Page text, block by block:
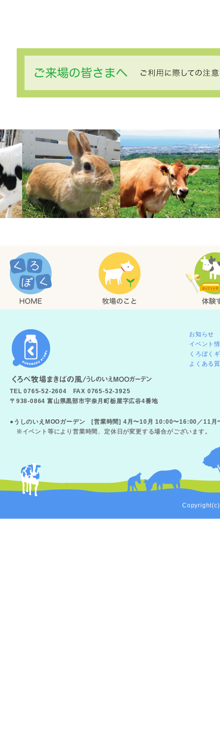
TEL 0765-52-2604 FAX 0765-52-3925
〒938-0864 富山県黒部市宇奈月町栃屋字広谷4番地
お知らせ
イベント
くろぼく
よくある
●うしのいえMOOガーデン [営業時間] 4月〜10月 10:00〜16:00／11
※イベント等により営業時間、定休日が変更する場合がございます。